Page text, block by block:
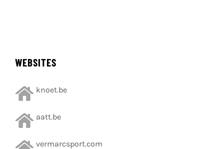
WEBSITES
knoet.be
aatt.be
vermarcsport.com